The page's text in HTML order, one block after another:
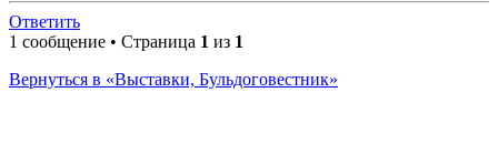
Ответить
1 сообщение • Страница 1 из 1
Вернуться в «Выставки, Бульдоговестник»